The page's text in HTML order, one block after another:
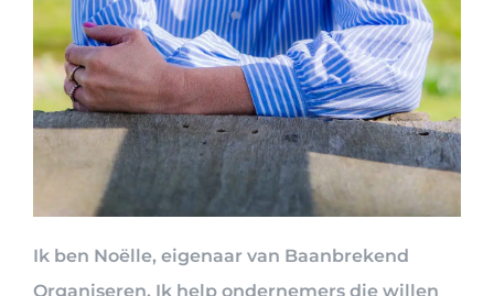
Ik ben Noëlle, eigenaar van Baanbrekend
Organiseren. Ik help ondernemers die willen